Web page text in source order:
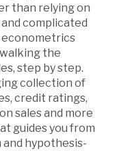
than relying on
complicated
econometrics
the
step by step.
collection of
credit ratings,
sales and more
guides you from
hypothesis-